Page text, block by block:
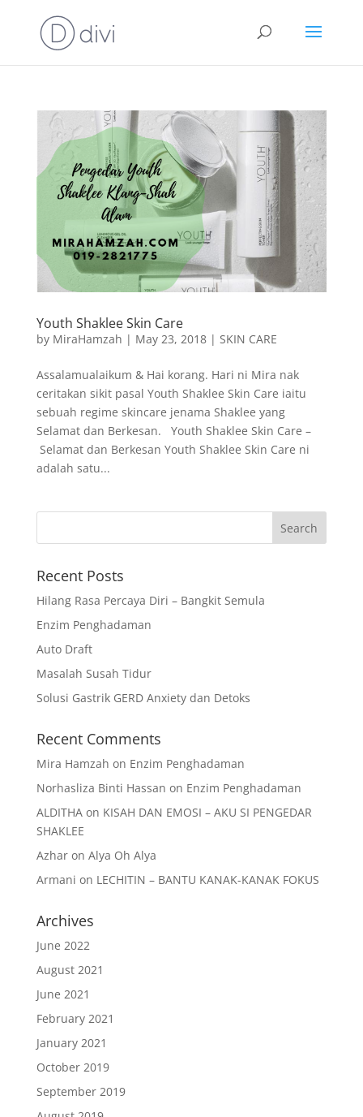
Youth Shaklee Skin Care
by MiraHamzah | May 23, 2018| SKIN CARE
Assalamualaikum & Hai korang. Hari ni Mira nak
ceritakan sikit pasal Youth Shaklee Skin Care iaitu
sebuah regime skincare jenama Shaklee yang
Selamat dan Berkesan. Youth Shaklee Skin Care –
Selamat dan Berkesan Youth Shaklee Skin Care ni
adalah satu...
Recent Posts
Hilang Rasa Percaya Diri – Bangkit Semula
Enzim Penghadaman
Auto Draft
Masalah Susah Tidur
Solusi Gastrik GERD Anxiety dan Detoks
Recent Comments
Mira Hamzah on Enzim Penghadaman
Norhasliza Binti Hassan on Enzim Penghadaman
ALDITHAon KISAH DAN EMOSI – AKU SI PENGEDAR
SHAKLEE
Azharon Alya Oh Alya
Armani on LECHITIN – BANTU KANAK-KANAK FOKUS
Archives
June 2022
August 2021
June 2021
February 2021
January 2021
October 2019
September 2019